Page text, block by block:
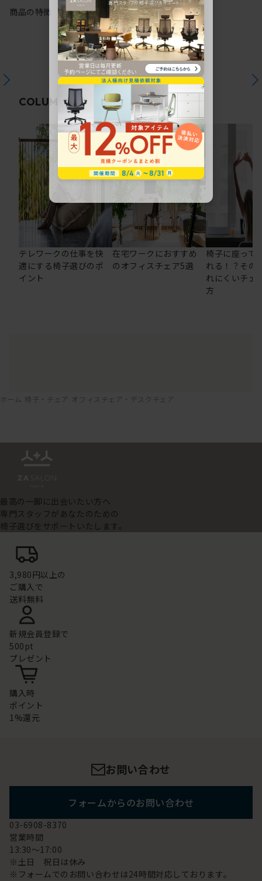
商品の特徴
COLUMN関連コラム
テレワークの仕事を快
適にする椅子選びのポ
イント
在宅ワークにおすすめ
のオフィスチェア5選
椅子に座って
れる！？その
れにくいチェ
方
ホーム 椅子・チェア オフィスチェア・デスクチェア
最高の一脚に出会いたい方へ
専門スタッフがあなたのための
椅子選びをサポートいたします。
3,980円以上の
ご購入で
送料無料
新規会員登録で
500pt
プレゼント
購入時
ポイント
1%還元
お問い合わせ
フォームからのお問い合わせ
03-6908-8370
営業時間
13:30～17:00
※土日 祝日は休み
※フォームでのお問い合わせは24時間対応しております。